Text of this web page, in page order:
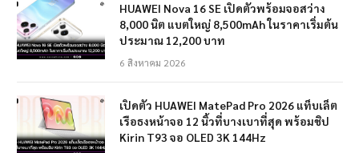
HUAWEI Nova 16 SE เปิดตัวพร้อมจอสว่าง
8,000 นิต แบตใหญ่ 8,500mAh ในราคาเริ่มต้น
ประมาณ 12,200 บาท
6 สิงหาคม 2026
เปิดตัว HUAWEI MatePad Pro 2026 แท็บเล็ต
เรือธงหน้าจอ 12 นิ้วที่บางเบาที่สุด พร้อมชิป
Kirin T93 จอ OLED 3K 144Hz